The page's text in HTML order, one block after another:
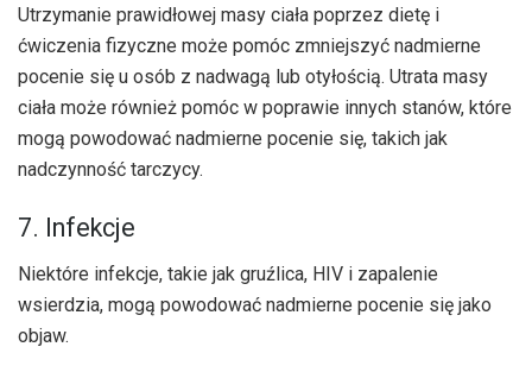
Utrzymanie prawidłowej masy ciała poprzez dietę i
ćwiczenia fizyczne może pomóc zmniejszyć nadmierne
pocenie się u osób z nadwagą lub otyłością. Utrata masy
ciała może również pomóc w poprawie innych stanów, które
mogą powodować nadmierne pocenie się, takich jak
nadczynność tarczycy.
7. Infekcje
Niektóre infekcje, takie jak gruźlica, HIV i zapalenie
wsierdzia, mogą powodować nadmierne pocenie się jako
objaw.